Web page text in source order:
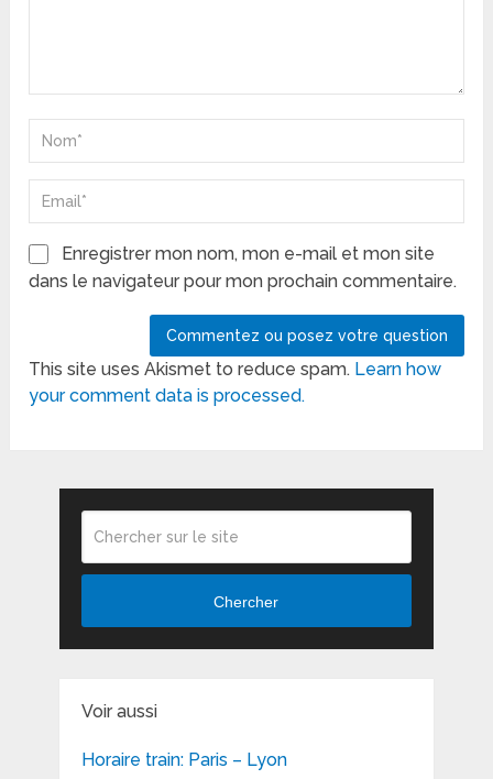
Enregistrer mon nom, mon e-mail et mon site
dans le navigateur pour mon prochain commentaire.
This site uses Akismet to reduce spam. Learn how
your comment data is processed.
Chercher
Voir aussi
Horaire train: Paris – Lyon